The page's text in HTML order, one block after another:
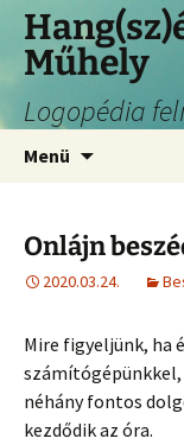
Műhely
Logopédia
Menü
Onlájn
2020.03.24.
Mire figyeljünk, ha
néhány fontos
kezdődik az óra.